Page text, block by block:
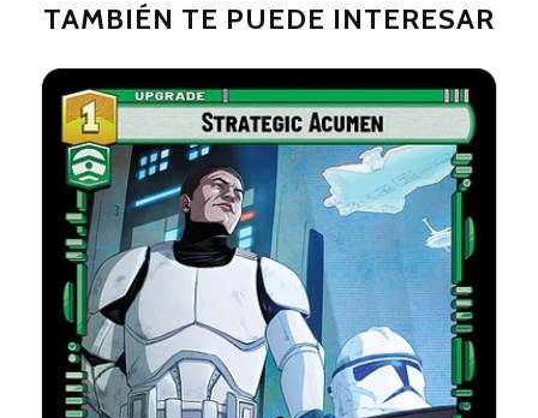
TAMBIÉN TE PUEDE INTERESAR